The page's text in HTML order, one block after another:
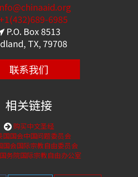
6985
P.O. Box 8513
TX, 79708
联系我们
相关链接
购买中文圣经
国会中国问题委员会
会国际宗教自由委员会
务院国际宗教自由办公室